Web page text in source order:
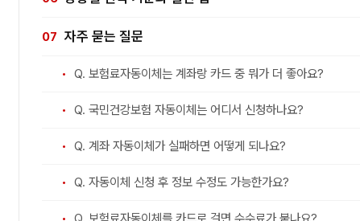
자주 묻는 질문
Q. 보험료자동이체는 계좌랑 카드 중 뭐가 더 좋아요?
Q. 국민건강보험 자동이체는 어디서 신청하나요?
Q. 계좌 자동이체가 실패하면 어떻게 되나요?
Q. 자동이체 신청 후 정보 수정도 가능한가요?